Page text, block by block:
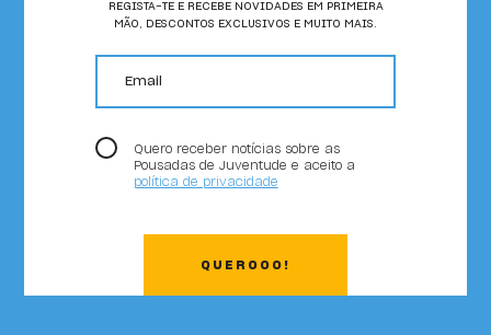
REGISTA-TE E RECEBE NOVIDADES EM PRIMEIRA
MÃO, DESCONTOS EXCLUSIVOS E MUITO MAIS.
email
Quero receber notícias sobre as
Pousadas de Juventude e aceito a
política de privacidade
QUEROOO!